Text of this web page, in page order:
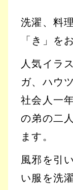
洗濯、料
「き」を
人気イラ
ガ、ハウ
社会人一
の弟の二
ます。
風邪を引
い服を洗